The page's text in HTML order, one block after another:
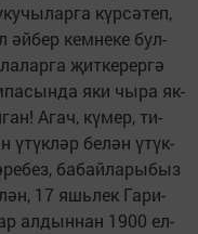
күр­сә­теп,
әй­бер кем­не­ке бул­
җит­ке­рер­гә
яки чы­ра як­
Агач, кү­мер, ти­
үтүк­ләр бе­лән үтүк­
ба­бай­ла­ры­быз
17 яшь­лек Га­ри­
ал­дын­нан 1900 ел­